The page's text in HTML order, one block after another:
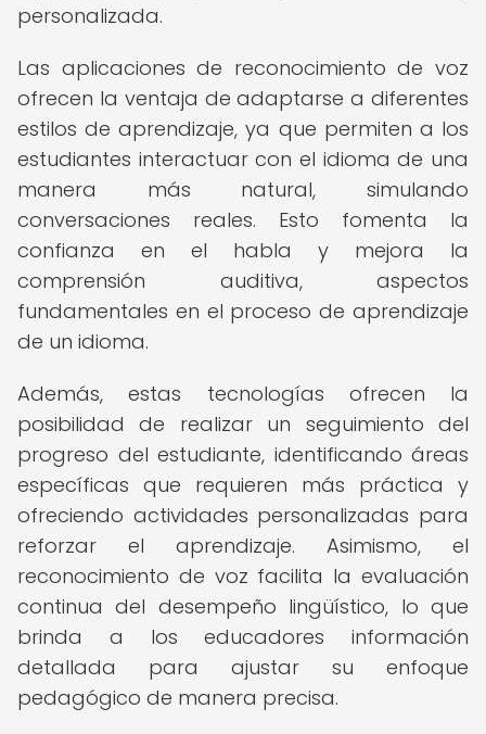
personalizada.
Las aplicaciones de reconocimiento de voz
ofrecen la ventaja de adaptarse a diferentes
estilos de aprendizaje, ya que permiten a los
estudiantes interactuar con el idioma de una
manera más natural, simulando
conversaciones reales. Esto fomenta la
confianza en el habla y mejora la
comprensión auditiva, aspectos
fundamentales en el proceso de aprendizaje
de un idioma.
Además, estas tecnologías ofrecen la
posibilidad de realizar un seguimiento del
progreso del estudiante, identificando áreas
específicas que requieren más práctica y
ofreciendo actividades personalizadas para
reforzar el aprendizaje. Asimismo, el
reconocimiento de voz facilita la evaluación
continua del desempeño lingüístico, lo que
brinda a los educadores información
detallada para ajustar su enfoque
pedagógico de manera precisa.